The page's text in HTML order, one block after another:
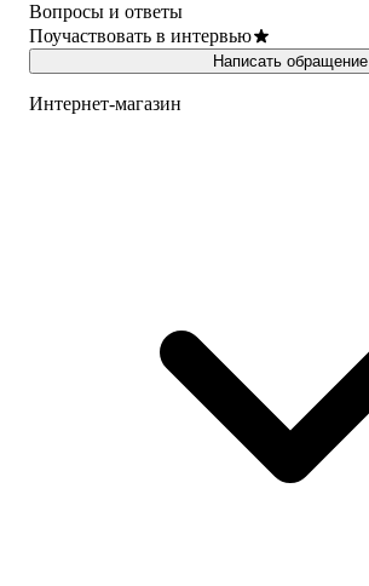
Вопросы и ответы
Поучаствовать в интервью
Написать обращение
Интернет-магазин